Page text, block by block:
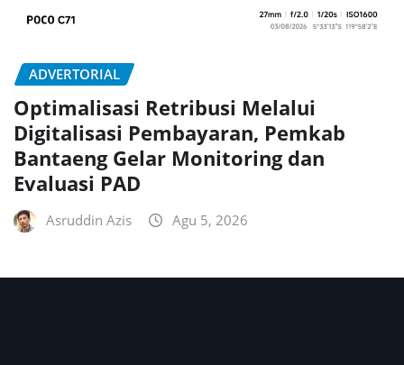
ADVERTORIAL
Optimalisasi Retribusi Melalui
Digitalisasi Pembayaran, Pemkab
Bantaeng Gelar Monitoring dan
Evaluasi PAD
Asruddin Azis Agu 5, 2026